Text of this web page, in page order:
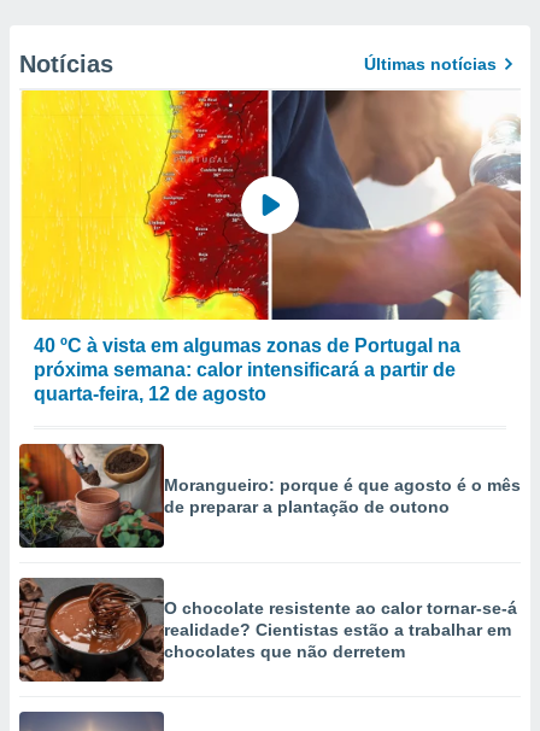
Notícias Últimas notícias
40 ºC à vista em algumas zonas de Portugal na
próxima semana: calor intensificará a partir de
quarta-feira, 12 de agosto
Morangueiro: porque é que agosto é o mês
de preparar a plantação de outono
O chocolate resistente ao calor tornar-se-á
realidade? Cientistas estão a trabalhar em
chocolates que não derretem